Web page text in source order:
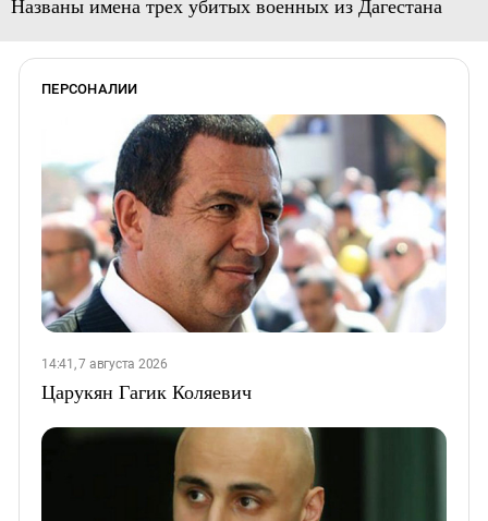
Названы имена трех убитых военных из Дагестана
ПЕРСОНАЛИИ
14:41, 7 августа 2026
Царукян Гагик Коляевич